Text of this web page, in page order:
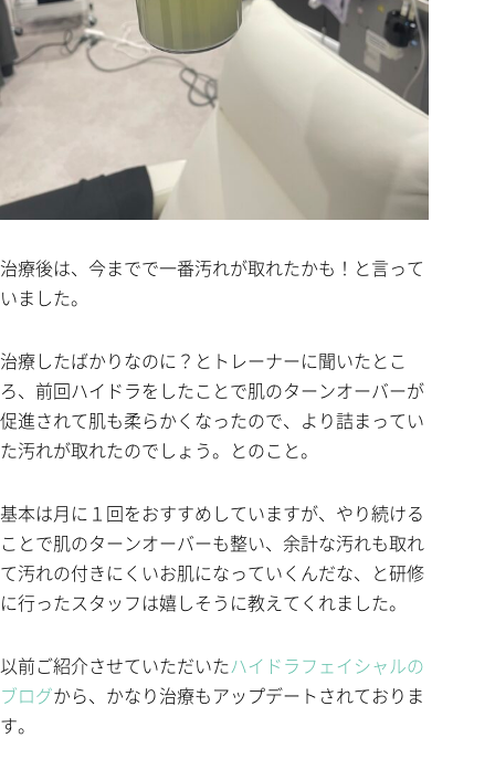
治療後は、今までで一番汚れが取れたかも！と言って
いました。
治療したばかりなのに？とトレーナーに聞いたとこ
ろ、前回ハイドラをしたことで肌のターンオーバーが
促進されて肌も柔らかくなったので、より詰まってい
た汚れが取れたのでしょう。とのこと。
基本は月に１回をおすすめしていますが、やり続ける
ことで肌のターンオーバーも整い、余計な汚れも取れ
て汚れの付きにくいお肌になっていくんだな、と研修
に行ったスタッフは嬉しそうに教えてくれました。
以前ご紹介させていただいたハイドラフェイシャルの
ブログから、かなり治療もアップデートされておりま
す。